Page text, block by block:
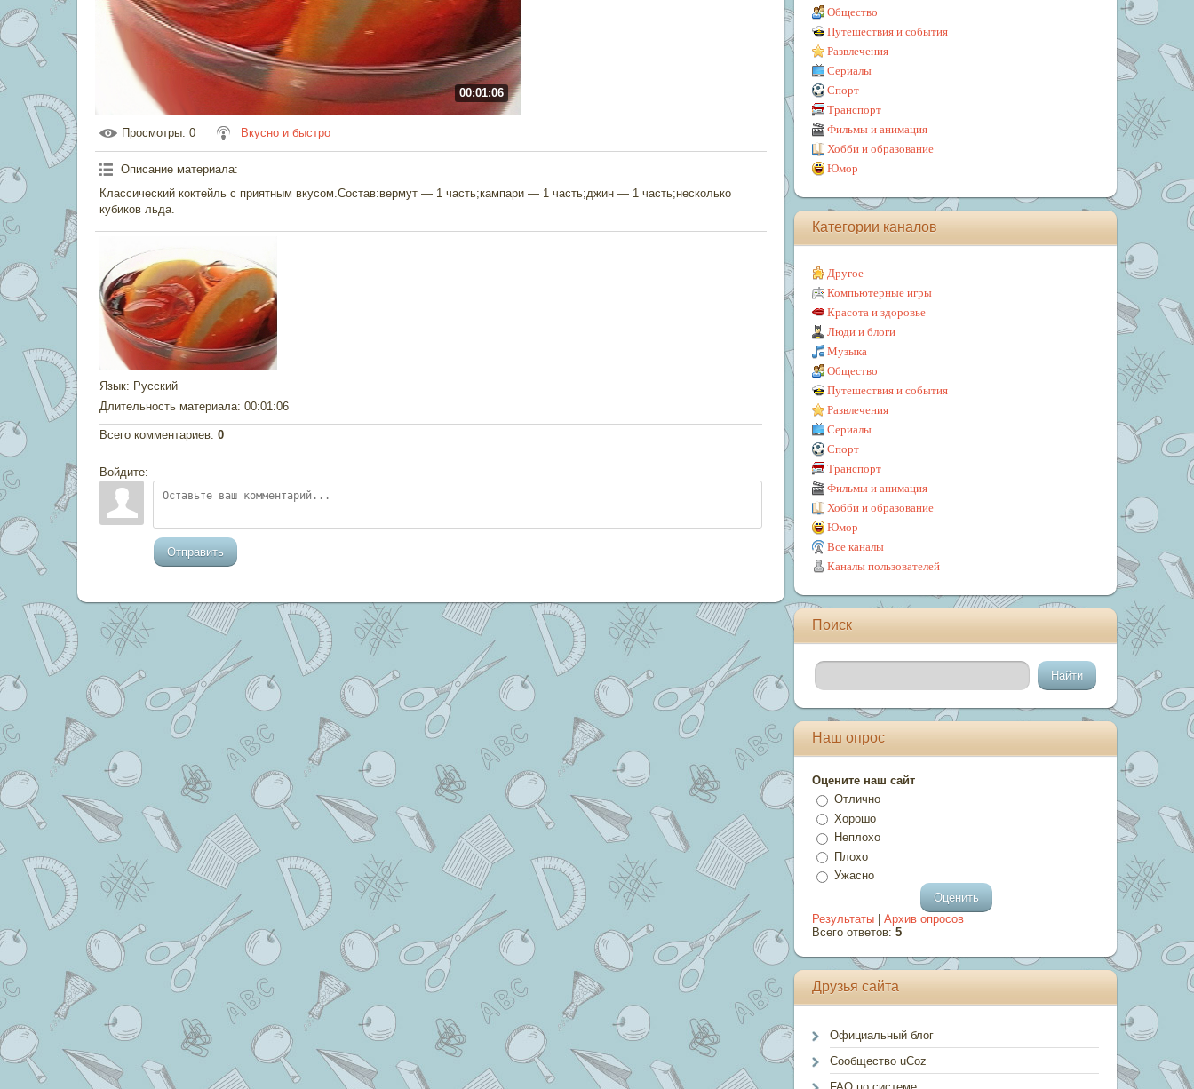
00:01:06
Просмотры: 0 Вкусно и быстро
Описание материала:
Классический коктейль с приятным вкусом.Состав:вермут — 1 часть;кампари — 1 часть;джин — 1 часть;несколько
кубиков льда.
Язык: Русский
Длительность материала: 00:01:06
Всего комментариев: 0
Войдите:
Отправить
Общество
Путешествия и события
Развлечения
Сериалы
Спорт
Транспорт
Фильмы и анимация
Хобби и образование
Юмор
Категории каналов
Другое
Компьютерные игры
Красота и здоровье
Люди и блоги
Музыка
Общество
Путешествия и события
Развлечения
Сериалы
Спорт
Транспорт
Фильмы и анимация
Хобби и образование
Юмор
Все каналы
Каналы пользователей
Поиск
Наш опрос
Оцените наш сайт
Отлично
Хорошо
Неплохо
Плохо
Ужасно
Результаты |Архив опросов
Всего ответов:5
Друзья сайта
Официальный блог
Сообщество uCoz